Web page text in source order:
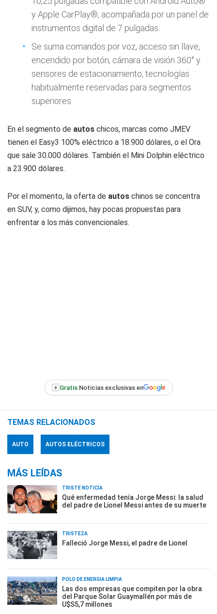
y Apple CarPlay®, acompañada por un panel de
instrumentos digital de 7 pulgadas.
Se suma comandos por voz, acceso sin llave,
encendido por botón, cámara de visión 360° y
sensores de estacionamiento, tecnologías
habitualmente reservadas para segmentos
superiores.
En el segmento de autos chicos, marcas como JMEV
tienen el Easy3 100% eléctrico a 18.900 dólares, o el Ora
que sale 30.000 dólares. También el Mini Dolphin eléctrico
a 23.900 dólares.
Por el momento, la oferta de autos chinos se concentra
en SUV, y, como dijimos, hay pocas propuestas para
enfrentar a los más convencionales.
+ Gratis:Noticias exclusivas en
TEMAS RELACIONADOS
AUTO AUTOS ELÉCTRICOS
MÁS LEÍDAS
TRISTE NOTICIA
Qué enfermedad tenía Jorge Messi: la salud
del padre de Lionel Messi antes de su muerte
TRISTEZA
Falleció Jorge Messi, el padre de Lionel
POLO DE ENERGÍA LIMPIA
Las dos empresas que compiten por la obra
del Parque Solar Guaymallén por más de
U$S5,7 millones